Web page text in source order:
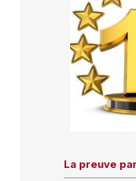
La preuve